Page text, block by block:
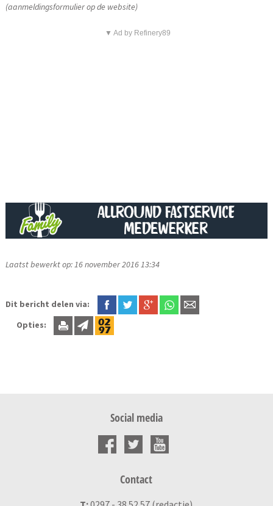
(aanmeldingsformulier op de website)
▼ Ad by Refinery89
Laatst bewerkt op: 16 november 2016 13:34
Dit bericht delen via:
Opties:
Social media
Contact